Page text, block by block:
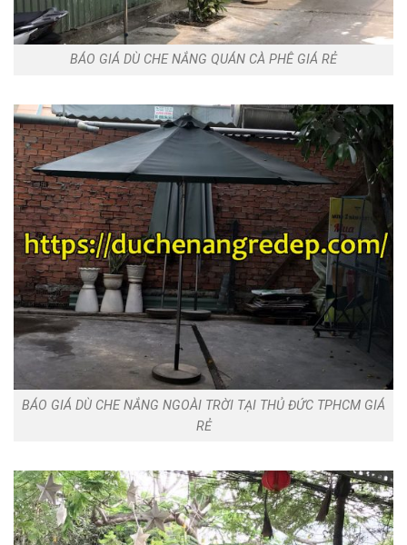
BÁO GIÁ DÙ CHE NẮNG QUÁN CÀ PHÊ GIÁ RẺ
BÁO GIÁ DÙ CHE NẮNG NGOÀI TRỜI TẠI THỦ ĐỨC TPHCM GIÁ
RẺ